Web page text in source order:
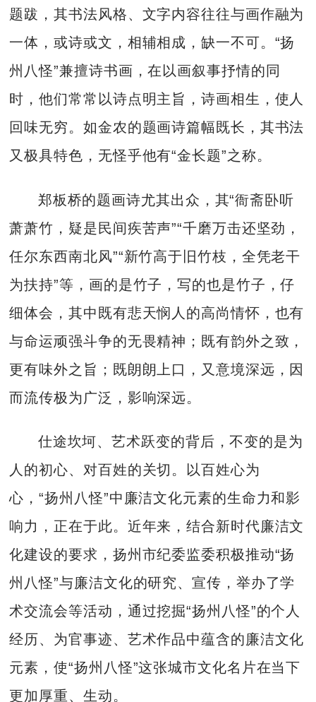
题跋，其书法风格、文字内容往往与画作融为
一体，或诗或文，相辅相成，缺一不可。“扬
州八怪”兼擅诗书画，在以画叙事抒情的同
时，他们常常以诗点明主旨，诗画相生，使人
回味无穷。如金农的题画诗篇幅既长，其书法
又极具特色，无怪乎他有“金长题”之称。
郑板桥的题画诗尤其出众，其“衙斋卧听
萧萧竹，疑是民间疾苦声”“千磨万击还坚劲，
任尔东西南北风”“新竹高于旧竹枝，全凭老干
为扶持”等，画的是竹子，写的也是竹子，仔
细体会，其中既有悲天悯人的高尚情怀，也有
与命运顽强斗争的无畏精神；既有韵外之致，
更有味外之旨；既朗朗上口，又意境深远，因
而流传极为广泛，影响深远。
仕途坎坷、艺术跃变的背后，不变的是为
人的初心、对百姓的关切。以百姓心为
心，“扬州八怪”中廉洁文化元素的生命力和影
响力，正在于此。近年来，结合新时代廉洁文
化建设的要求，扬州市纪委监委积极推动“扬
州八怪”与廉洁文化的研究、宣传，举办了学
术交流会等活动，通过挖掘“扬州八怪”的个人
经历、为官事迹、艺术作品中蕴含的廉洁文化
元素，使“扬州八怪”这张城市文化名片在当下
更加厚重、生动。